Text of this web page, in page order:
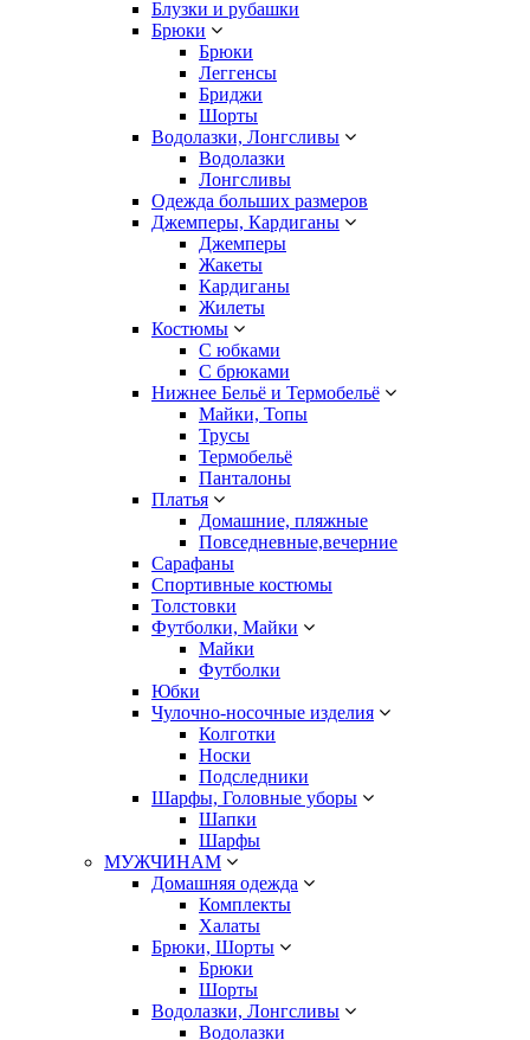
Блузки и рубашки
Брюки
Брюки
Леггенсы
Бриджи
Шорты
Водолазки, Лонгсливы
Водолазки
Лонгсливы
Одежда больших размеров
Джемперы, Кардиганы
Джемперы
Жакеты
Кардиганы
Жилеты
Костюмы
С юбками
С брюками
Нижнее Бельё и Термобельё
Майки, Топы
Трусы
Термобельё
Панталоны
Платья
Домашние, пляжные
Повседневные,вечерние
Сарафаны
Спортивные костюмы
Толстовки
Футболки, Майки
Майки
Футболки
Юбки
Чулочно-носочные изделия
Колготки
Носки
Подследники
Шарфы, Головные уборы
Шапки
Шарфы
МУЖЧИНАМ
Домашняя одежда
Комплекты
Халаты
Брюки, Шорты
Брюки
Шорты
Водолазки, Лонгсливы
Водолазки